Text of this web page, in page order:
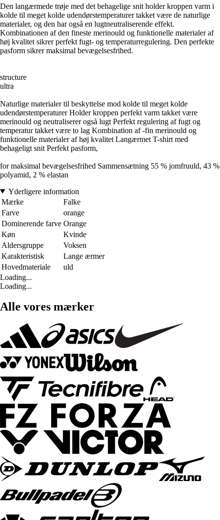
Den langærmede trøje med det behagelige snit holder kroppen varm i
kolde til meget kolde udendørstemperaturer takket være de naturlige
materialer, og den har også en lugtneutraliserende effekt.
Kombinationen af den fineste merinould og funktionelle materialer af
høj kvalitet sikrer perfekt fugt- og temperaturregulering. Den perfekte
pasform sikrer maksimal bevægelsesfrihed.
structure
ultra
Naturlige materialer til beskyttelse mod kolde til meget kolde
udendørstemperaturer Holder kroppen perfekt varm takket være
merinould og neutraliserer også lugt Perfekt regulering af fugt og
temperatur takket være to lag Kombination af -fin merinould og
funktionelle materialer af høj kvalitet Langærmet T-shirt med
behageligt snit Perfekt pasform,
for maksimal bevægelsesfrihed Sammensætning 55 % jomfruuld, 43 %
polyamid, 2 % elastan
Yderligere information
Mærke
Falke
Farve
orange
Dominerende farve Orange
Køn
Kvinde
Aldersgruppe
Voksen
Karakteristisk
Lange ærmer
Hovedmateriale
uld
Loading...
Loading...
Alle vores mærker